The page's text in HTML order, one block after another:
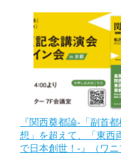
『関西奠都論-「副首
想」を超えて、「東西
で日本創世！-』（ワニ